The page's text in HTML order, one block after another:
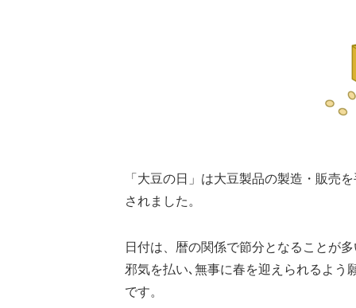
「大豆の日」は大豆製品の製造・販売
されました。
日付は、暦の関係で節分となることが
邪気を払い､無事に春を迎えられるよう
です。